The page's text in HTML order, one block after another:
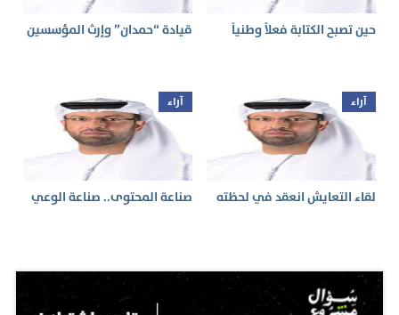
حين تصبح الكتابة فعلاً وطنياً قيادة “حمدان” وإرث المؤسسين
آراء
لقاء التعايش انعقد في لحظته
آراء
صناعة المحتوى.. صناعة الوعي